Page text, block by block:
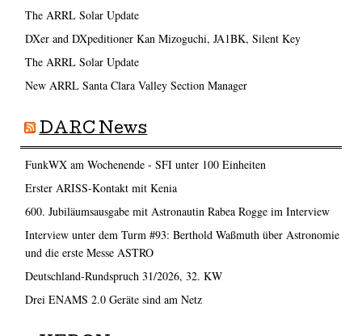
The ARRL Solar Update
DXer and DXpeditioner Kan Mizoguchi, JA1BK, Silent Key
The ARRL Solar Update
New ARRL Santa Clara Valley Section Manager
DARC News
FunkWX am Wochenende - SFI unter 100 Einheiten
Erster ARISS-Kontakt mit Kenia
600. Jubiläumsausgabe mit Astronautin Rabea Rogge im Interview
Interview unter dem Turm #93: Berthold Waßmuth über Astronomie
und die erste Messe ASTRO
Deutschland-Rundspruch 31/2026, 32. KW
Drei ENAMS 2.0 Geräte sind am Netz